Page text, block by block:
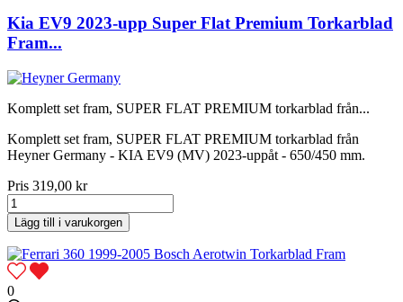
Kia EV9 2023-upp Super Flat Premium Torkarblad
Fram...
Komplett set fram, SUPER FLAT PREMIUM torkarblad från...
Komplett set fram, SUPER FLAT PREMIUM torkarblad från
Heyner Germany - KIA EV9 (MV) 2023-uppåt - 650/450 mm.
Pris 319,00 kr
Lägg till i varukorgen
0